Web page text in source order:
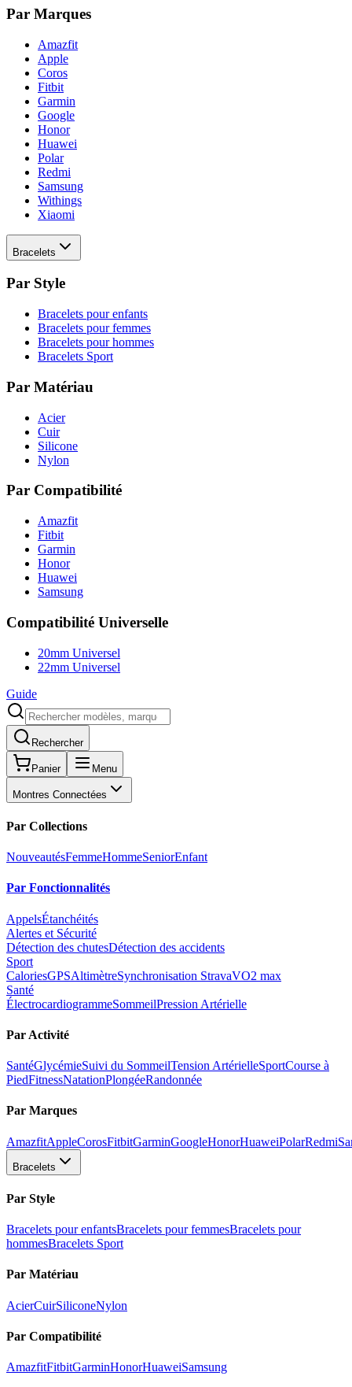
Par Marques
Amazfit
Apple
Coros
Fitbit
Garmin
Google
Honor
Huawei
Polar
Redmi
Samsung
Withings
Xiaomi
Bracelets
Par Style
Bracelets pour enfants
Bracelets pour femmes
Bracelets pour hommes
Bracelets Sport
Par Matériau
Acier
Cuir
Silicone
Nylon
Par Compatibilité
Amazfit
Fitbit
Garmin
Honor
Huawei
Samsung
Compatibilité Universelle
20mm Universel
22mm Universel
Guide
Rechercher
Panier Menu
Montres Connectées
Par Collections
NouveautésFemmeHommeSeniorEnfant
Par Fonctionnalités
AppelsÉtanchéités
Alertes et Sécurité
Détection des chutesDétection des accidents
Sport
CaloriesGPSAltimètreSynchronisation StravaVO2 max
Santé
ÉlectrocardiogrammeSommeilPression Artérielle
Par Activité
SantéGlycémieSuivi du SommeilTension ArtérielleSportCourse à
PiedFitnessNatationPlongéeRandonnée
Par Marques
AmazfitAppleCorosFitbitGarminGoogleHonorHuaweiPolarRedmi
Bracelets
Par Style
Bracelets pour enfantsBracelets pour femmesBracelets pour
hommesBracelets Sport
Par Matériau
AcierCuirSiliconeNylon
Par Compatibilité
AmazfitFitbitGarminHonorHuaweiSamsung